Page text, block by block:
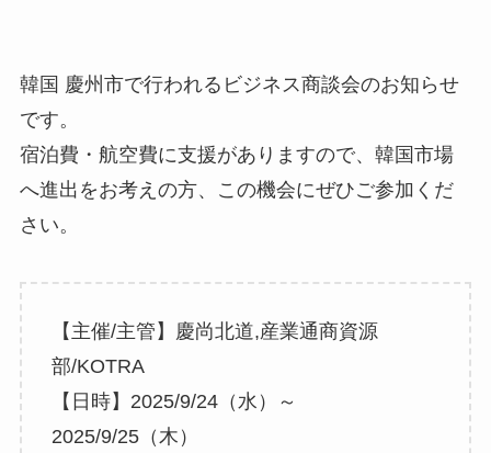
韓国 慶州市で行われるビジネス商談会のお知らせ
です。
宿泊費・航空費に支援がありますので、韓国市場
へ進出をお考えの方、この機会にぜひご参加くだ
さい。
【主催/主管】慶尚北道,産業通商資源
部/KOTRA
【日時】2025/9/24（水）～
2025/9/25（木）